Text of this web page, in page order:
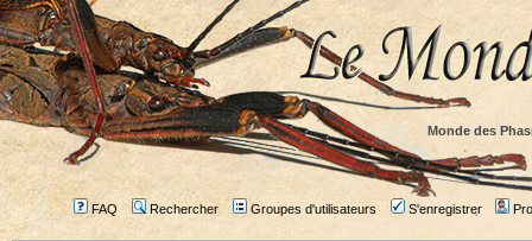
Monde des
FAQ Rechercher Groupes d'utilisateurs S'enregistrer